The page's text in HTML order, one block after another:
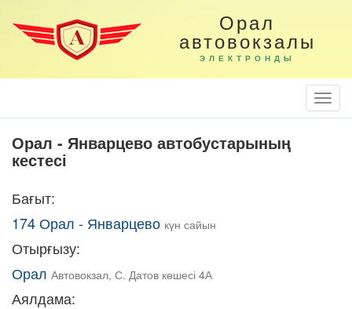
Орал
автовокзалы
ЭЛЕКТРОНДЫ
Орал - Январцево автобустарының
кестесі
Бағыт:
174 Орал - Январцево күн сайын
Отырғызу:
Орал Автовокзал, С. Датов көшесі 4А
Аялдама: